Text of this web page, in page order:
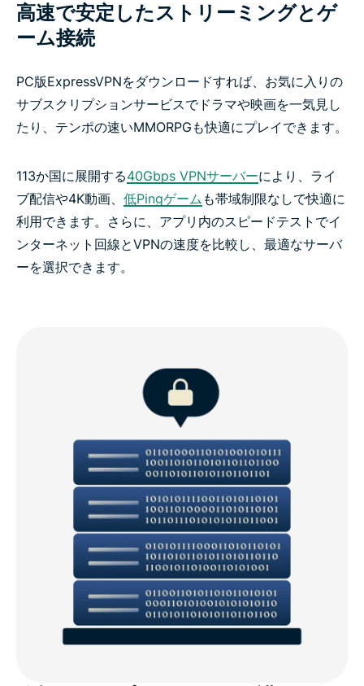
高速で安定したストリーミングとゲ
ーム接続
PC版ExpressVPNをダウンロードすれば、お気に入りの
サブスクリプションサービスでドラマや映画を一気見し
たり、テンポの速いMMORPGも快適にプレイできます。
113か国に展開する40Gbps VPNサーバーにより、ライ
ブ配信や4K動画、 低Pingゲーム も帯域制限なしで快適に
利用できます。さらに、アプリ内のスピードテストでイ
ンターネット回線とVPNの速度を比較し、最適なサーバ
ーを選択できます。